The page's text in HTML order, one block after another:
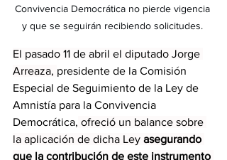
Convivencia Democrática no pierde vigencia
y que se seguirán recibiendo solicitudes.
El pasado 11 de abril el diputado Jorge
Arreaza, presidente de la Comisión
Especial de Seguimiento de la Ley de
Amnistía para la Convivencia
Democrática, ofreció un balance sobre
la aplicación de dicha Ley asegurando
que la contribución de este instrumento